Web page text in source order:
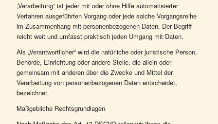
„Verarbeitung“ ist jeder mit oder ohne Hilfe automatisierter
Verfahren ausgeführten Vorgang oder jede solche Vorgangsreihe
im Zusammenhang mit personenbezogenen Daten. Der Begriff
reicht weit und umfasst praktisch jeden Umgang mit Daten.
Als „Verantwortlicher“ wird die natürliche oder juristische Person,
Behörde, Einrichtung oder andere Stelle, die allein oder
gemeinsam mit anderen über die Zwecke und Mittel der
Verarbeitung von personenbezogenen Daten entscheidet,
bezeichnet.
Maßgebliche Rechtsgrundlagen